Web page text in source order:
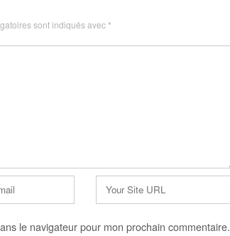
sont indiqués avec*
Site
le navigateur pour mon prochain commentaire.